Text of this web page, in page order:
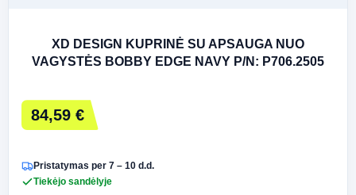
XD DESIGN KUPRINĖ SU APSAUGA NUO
VAGYSTĖS BOBBY EDGE NAVY P/N: P706.2505
84,59 €
Pristatymas per 7 – 10 d.d.
Tiekėjo sandėlyje